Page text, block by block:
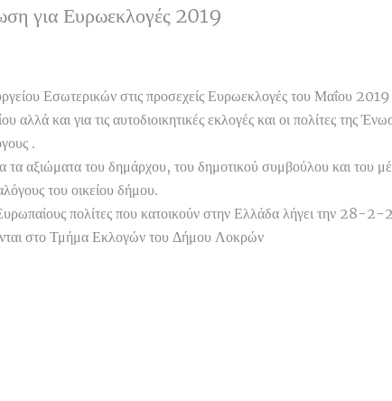
για Ευρωεκλογές 2019
Εσωτερικών στις προσεχείς Ευρωεκλογές του Μαΐου
και για τις αυτοδιοικητικές εκλογές και οι πολίτες της
.
τα αξιώματα του δημάρχου, του δημοτικού συμβούλου και του
του οικείου δήμου.
πολίτες που κατοικούν στην Ελλάδα λήγει την 28-
στο Τμήμα Εκλογών του Δήμου Λοκρών